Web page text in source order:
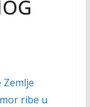
Zemlje
ribe u